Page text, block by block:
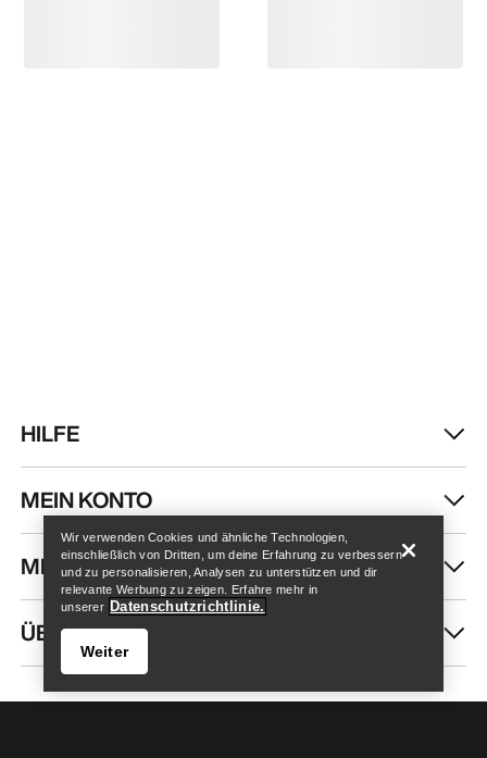
Store finden Help
HILFE
MEIN KONTO
MEHR SHOPPEN
ÜBER UNS
Wir verwenden Cookies und ähnliche Technologien,
einschließlich von Dritten, um deine Erfahrung zu verbessern
und zu personalisieren, Analysen zu unterstützen und dir
relevante Werbung zu zeigen. Erfahre mehr in
unserer Datenschutzrichtlinie.
Weiter